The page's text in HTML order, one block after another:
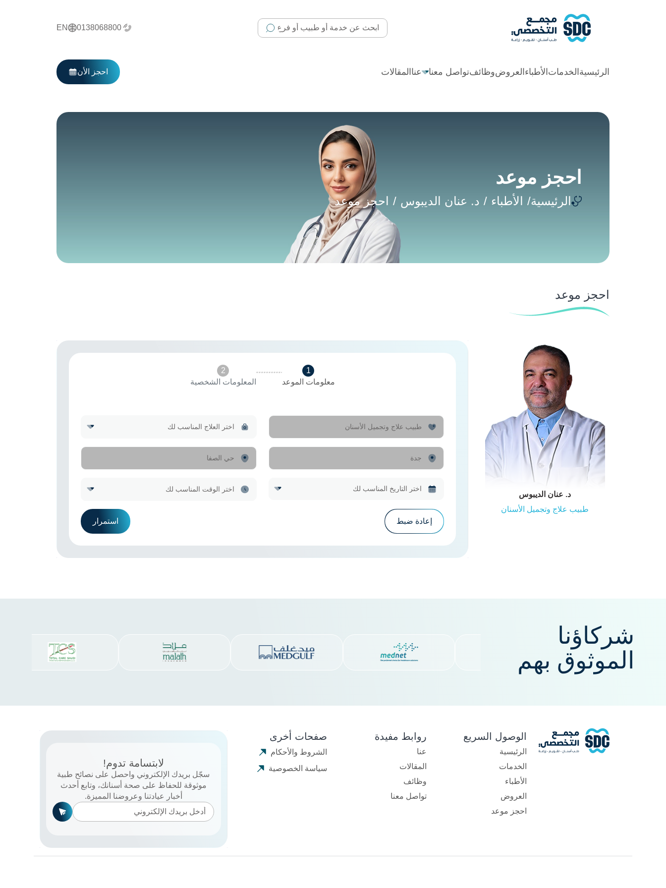
0138068800
EN
الرئيسيةالخدماتالأطباءالعروضوظائفتواصل معنا عناالمقالات احجز الأن
احجز موعد
الرئيسية الأطباء د. عنان الديبوس احجز موعد
احجز موعد
د. عنان الديبوس
طبيب علاج وتجميل الأسنان
1
معلومات الموعد
2
المعلومات الشخصية
إعادة ضبط استمرار
شركاؤنا
الموثوق بهم
الوصول السريع
الرئيسية
الخدمات
الأطباء
العروض
احجز موعد
روابط مفيدة
عنا
المقالات
وظائف
تواصل معنا
صفحات أخرى
الشروط والأحكام
سياسة الخصوصية
لابتسامة تدوم!
سجّل بريدك الإلكتروني واحصل على نصائح طبية
موثوقة للحفاظ على صحة أسنانك، وتابع أحدث
أخبار عيادتنا وعروضنا المميزة.